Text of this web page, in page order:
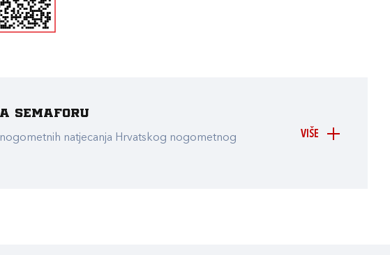
VIŠE
Semaforu
natjecanja Hrvatskog nogometnog